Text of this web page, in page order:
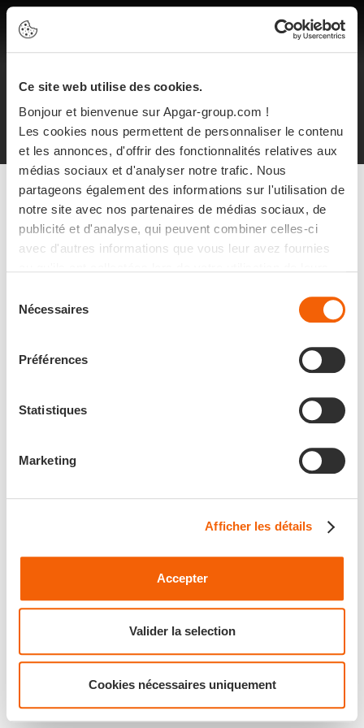
Ce site web utilise des cookies.
Bonjour et bienvenue sur Apgar-group.com !
Les cookies nous permettent de personnaliser le contenu
et les annonces, d'offrir des fonctionnalités relatives aux
médias sociaux et d'analyser notre trafic. Nous
partageons également des informations sur l'utilisation de
notre site avec nos partenaires de médias sociaux, de
publicité et d'analyse, qui peuvent combiner celles-ci
avec d'autres informations que vous leur avez fournies
Nécessaires
Préférences
Statistiques
Marketing
Afficher les détails
Accepter
Valider la selection
Cookies nécessaires uniquement
FR
Informations légales
Protection des données personnelles
Plan du site
©2024 Apgar